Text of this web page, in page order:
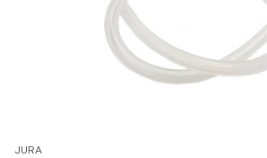
JURA